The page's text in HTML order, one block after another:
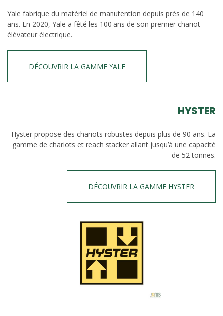
Yale fabrique du matériel de manutention depuis près de 140
ans. En 2020, Yale a fêté les 100 ans de son premier chariot
élévateur électrique.
DÉCOUVRIR LA GAMME YALE
HYSTER
Hyster propose des chariots robustes depuis plus de 90 ans. La
gamme de chariots et reach stacker allant jusqu’à une capacité
de 52 tonnes.
DÉCOUVRIR LA GAMME HYSTER